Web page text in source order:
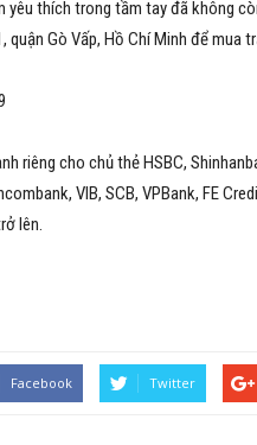
yêu thích trong tầm tay đã không
quận Gò Vấp, Hồ Chí Minh để mua
riêng cho chủ thẻ HSBC,
VIB, SCB, VPBank, FE
lên.
Facebook Twitter